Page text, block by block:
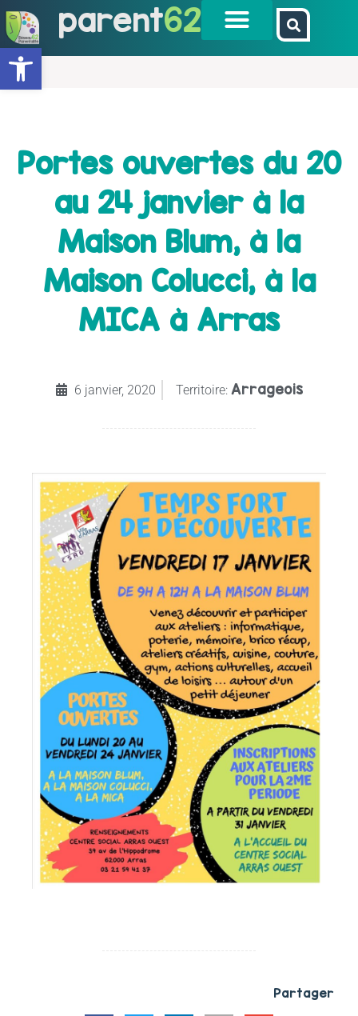
Ouvrir la barre d’outils
parent62
Portes ouvertes du 20
au 24 janvier à la
Maison Blum, à la
Maison Colucci, à la
MICA à Arras
6 janvier, 2020 Territoire: Arrageois
Partager